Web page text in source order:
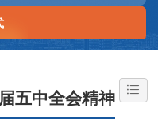
五中全会精神